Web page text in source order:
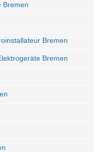
Bremen
Bremen
Bremen